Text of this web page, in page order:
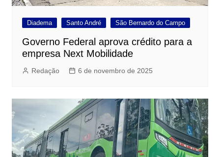
Diadema Santo André São Bernardo do Campo
Governo Federal aprova crédito para a
empresa Next Mobilidade
Redação 6 de novembro de 2025